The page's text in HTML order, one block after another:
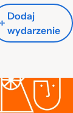
Dodaj
wydarzenie